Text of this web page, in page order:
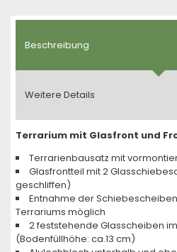
Beschreibung
Weitere Details
Terrarium mit Glasfront und
Terrarienbausatz mit
Glasfrontteil mit 2
geschliffen)
Entnahme der
Terrariums möglich
2 feststehende Glasscheiben
(Bodenfüllhöhe: ca.13 cm)